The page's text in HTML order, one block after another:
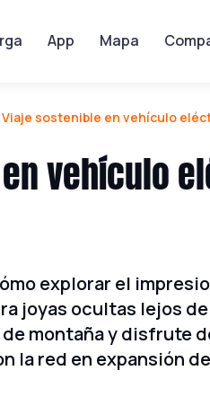
App Mapa
Viaje sostenible en vehículo
vehículo
explorar el
joyas ocultas lejos
montaña y disfrute
la red en expansión